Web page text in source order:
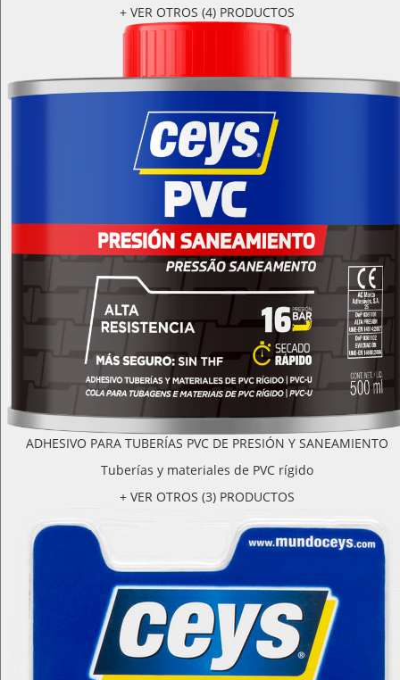
+ VER OTROS (4) PRODUCTOS
ADHESIVO PARA TUBERÍAS PVC DE PRESIÓN Y SANEAMIENTO
Tuberías y materiales de PVC rígido
+ VER OTROS (3) PRODUCTOS